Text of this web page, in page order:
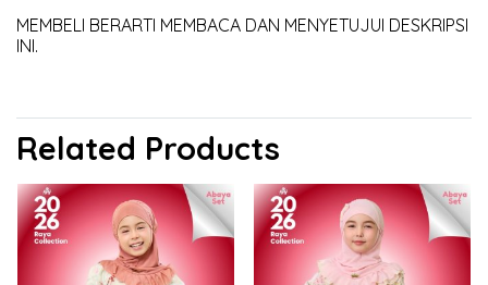
MEMBELI BERARTI MEMBACA DAN MENYETUJUI DESKRIPSI
INI.
Related Products